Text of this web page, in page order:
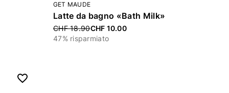
GET MAUDE
Latte da bagno «Bath Milk»
Price reduced from
CHF 18.90CHF 10.00
47% risparmiato